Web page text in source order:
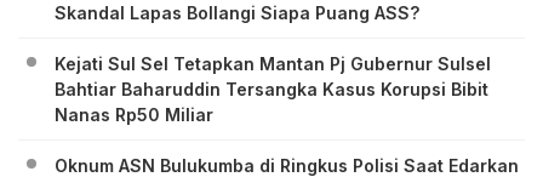
Skandal Lapas Bollangi Siapa Puang ASS?
Kejati Sul Sel Tetapkan Mantan Pj Gubernur Sulsel
Bahtiar Baharuddin Tersangka Kasus Korupsi Bibit
Nanas Rp50 Miliar
Oknum ASN Bulukumba di Ringkus Polisi Saat Edarkan